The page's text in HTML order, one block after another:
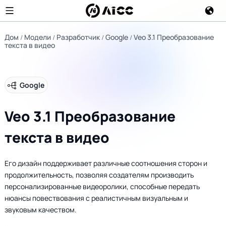
Дом Модели Разработчик Google Veo 3.1 Преобразование
текста в видео
Google
Veo 3.1 Преобразование
текста в видео
Его дизайн поддерживает различные соотношения сторон и
продолжительность, позволяя создателям производить
персонализированные видеоролики, способные передать
нюансы повествования с реалистичным визуальным и
звуковым качеством.